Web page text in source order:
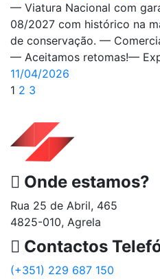
— Viatura Nacional com
08/2027 com histórico na
de conservação. —
— Aceitamos retomas!—
11/04/2026
1 2 3
Onde estamos?
Rua 25 de Abril, 465
4825-010, Agrela
Contactos
(+351) 229 687 150